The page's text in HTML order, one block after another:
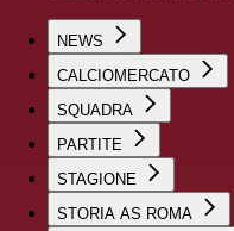
NEWS
CALCIOMERCATO
SQUADRA
PARTITE
STAGIONE
STORIA AS ROMA